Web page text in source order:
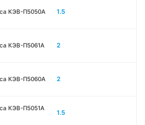
КЭВ-П5050A 1.5
КЭВ-П5061A 2
КЭВ-П5060A 2
КЭВ-П5051A
1.5